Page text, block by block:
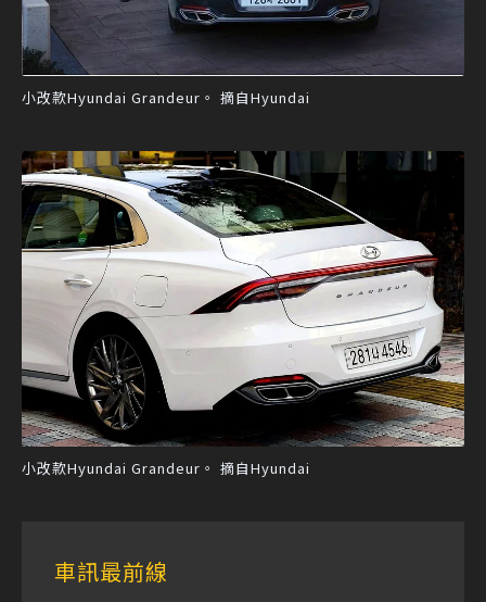
小改款Hyundai Grandeur。 摘自Hyundai
小改款Hyundai Grandeur。 摘自Hyundai
車訊最前線